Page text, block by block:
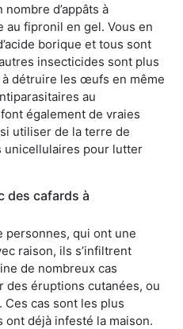
d’appâts à
au fipronil en gel. Vous en
borique et tous sont
insecticides sont plus
détruire les œufs en même
au
également de vraies
utiliser de la terre de
unicellulaires pour lutter
des cafards à
personnes, qui ont une
raison, ils s’infiltrent
de nombreux cas
des éruptions cutanées, ou
cas sont les plus
ont déjà infesté la maison.